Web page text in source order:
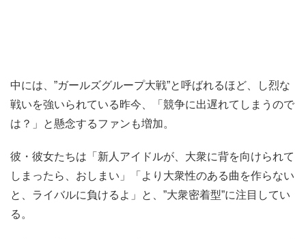
中には、”ガールズグループ大戦”と呼ばれるほど、し烈な
戦いを強いられている昨今、「競争に出遅れてしまうので
は？」と懸念するファンも増加。
彼・彼女たちは「新人アイドルが、大衆に背を向けられて
しまったら、おしまい」「より大衆性のある曲を作らない
と、ライバルに負けるよ」と、”大衆密着型”に注目してい
る。